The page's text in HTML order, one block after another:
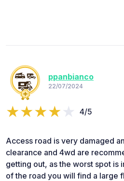
ppanbianco
22/07/2024
4/5
Access road is very damaged
clearance and 4wd are
getting out, as the worst spot is
of the road you will find a large